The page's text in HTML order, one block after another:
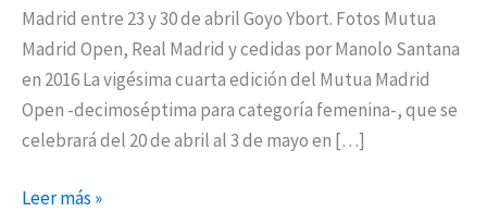
Madrid entre 23 y 30 de abril Goyo Ybort. Fotos Mutua
Madrid Open, Real Madrid y cedidas por Manolo Santana
en 2016 La vigésima cuarta edición del Mutua Madrid
Open -decimoséptima para categoría femenina-, que se
celebrará del 20 de abril al 3 de mayo en […]
Leer más »